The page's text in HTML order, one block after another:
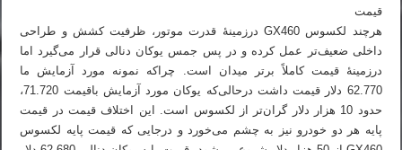
قیمت
هرچند لکسوس GX460 درزمینهٔ قدرت موتور، ظرفیت کشش و طراحی
داخلی ضعیف‌تر عمل کرده و در پس جمس یوکان دنالی قرار می‌گیرد اما
درزمینهٔ قیمت کاملاً برتر میدان است. چراکه نمونه مورد آزمایش ما
62.770 دلار قیمت داشت درحالی‌که یوکان مورد آزمایش باقیمت 71.720،
حدود 10 هزار دلار گران‌تر از لکسوس است. این اختلاف قیمت در قیمت
پایه هر دو خودرو نیز به چشم می‌خورد و درجایی که قیمت پایه لکسوس